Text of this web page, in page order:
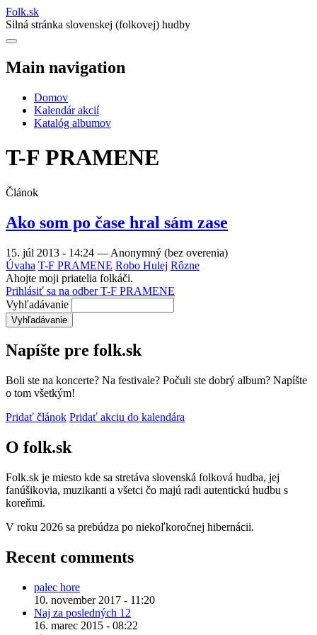
Folk.sk
Silná stránka slovenskej (folkovej) hudby
Main navigation
Domov
Kalendár akcií
Katalóg albumov
T-F PRAMENE
Článok
Ako som po čase hral sám zase
15. júl 2013 - 14:24 — Anonymný (bez overenia)
Úvaha T-F PRAMENE Robo Hulej Rôzne
Ahojte moji priatelia folkáči.
Prihlásiť sa na odber T-F PRAMENE
Vyhľadávanie
Napíšte pre folk.sk
Boli ste na koncerte? Na festivale? Počuli ste dobrý album? Napíšte
o tom všetkým!
Pridať článok Pridať akciu do kalendára
O folk.sk
Folk.sk je miesto kde sa stretáva slovenská folková hudba, jej
fanúšikovia, muzikanti a všetci čo majú radi autentickú hudbu s
koreňmi.
V roku 2026 sa prebúdza po niekoľkoročnej hibernácii.
Recent comments
palec hore
10. november 2017 - 11:20
Naj za posledných 12
16. marec 2015 - 08:22